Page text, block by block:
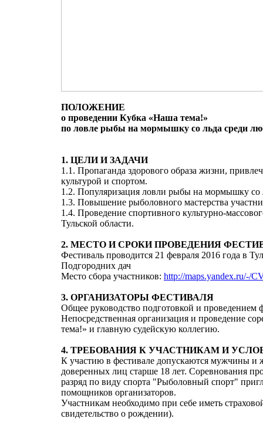
ПОЛОЖЕНИЕ
о проведении Кубка «Наша тема!»
по ловле рыбы на мормышку со льда среди
1. ЦЕЛИ И ЗАДАЧИ
1.1. Пропаганда здорового образа жизни,
культурой и спортом.
1.2. Популяризация ловли рыбы на мормышку со
1.3. Повышение рыболовного мастерства
1.4. Проведение спортивного культурно-
Тульской области.
2. МЕСТО И СРОКИ ПРОВЕДЕНИЯ
Фестиваль проводится 21 февраля 2016 года в
Подгородних дач
Место сбора участников: http://maps.yandex.ru/-/
3. ОРГАНИЗАТОРЫ ФЕСТИВАЛЯ
Общее руководство подготовкой и
Непосредственная организация и проведение
тема!» и главную судейскую коллегию.
4. ТРЕБОВАНИЯ К УЧАСТНИКАМ И
К участию в фестивале допускаются мужчины и
доверенных лиц старше 18 лет. Соревнования
разряд по виду спорта "Рыболовный спорт"
помощников организаторов.
Участникам необходимо при себе иметь
свидетельство о рождении).